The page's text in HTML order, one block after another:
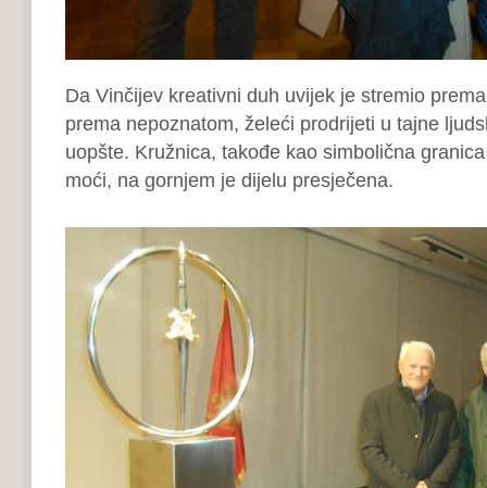
Da Vinčijev kreativni duh uvijek je stremio
prema nepoznatom, želeći prodrijeti u tajne
uopšte. Kružnica, takođe kao simbolična
moći, na gornjem je dijelu presječena.